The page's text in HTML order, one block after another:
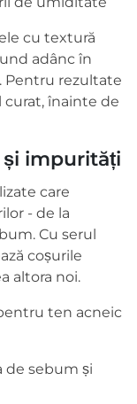
cu textură
adânc în
Pentru rezultate
curat, înainte de
impurități
care
- de la
Cu serul
coșurile
altora noi.
ten acneic
de sebum și